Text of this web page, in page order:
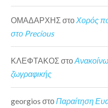
ΟΜΑΔΑΡΧΗΣ στο Χορός
στο Precious
ΚΛΕΦΤΑΚΟΣ στο
ζωγραφικής
georgios στοΠαραίτηση